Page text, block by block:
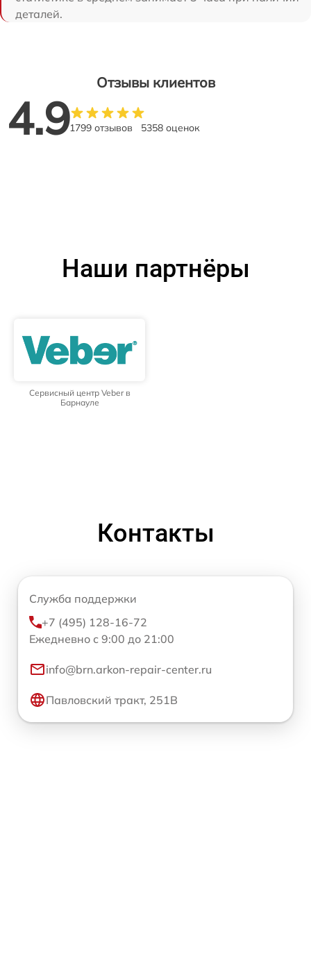
деталей.
Отзывы клиентов
4.91799 отзывов 5358 оценок
Наши партнёры
Сервисный центр Veber в
Барнауле
Контакты
Служба поддержки
+7 (495) 128-16-72
Ежедневно с 9:00 до 21:00
info@brn.arkon-repair-center.ru
Павловский тракт, 251В